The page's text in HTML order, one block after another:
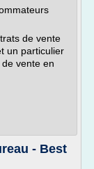
de vente
un particulier
vente en
- Best